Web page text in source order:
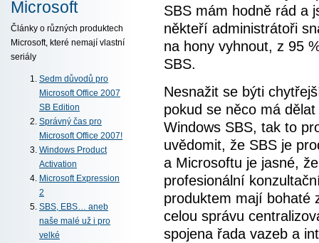
Microsoft
Články o různých produktech
Microsoft, které nemají vlastní
seriály
Sedm důvodů pro
Microsoft Office 2007
SB Edition
Správný čas pro
Microsoft Office 2007!
Windows Product
Activation
Microsoft Expression
2
SBS, EBS… aneb
naše malé už i pro
velké
SBS mám hodně rád a
někteří administrátoři
na hony vyhnout, z 95
SBS.
Nesnažit se býti
pokud se něco má
Windows SBS, tak to
uvědomit, že SBS je
a Microsoftu je jasné,
profesionální
produktem mají bohaté
celou správu
spojena řada vazeb a